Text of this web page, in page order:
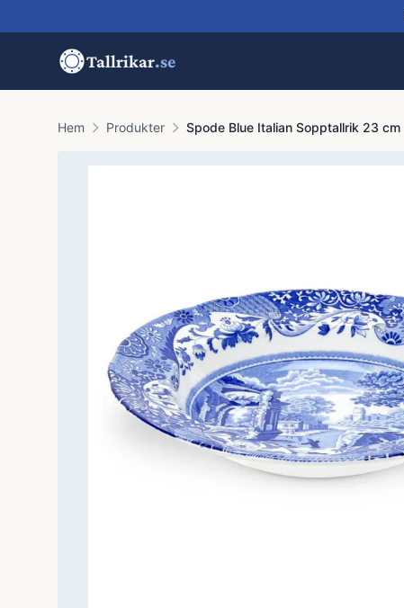
Tallrikar.se
Hem Produkter Spode Blue Italian Sopptallrik 23 cm